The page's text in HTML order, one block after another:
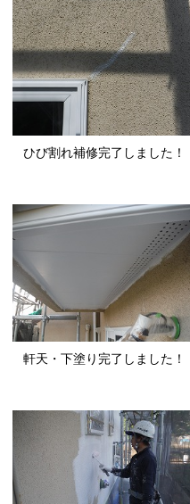
ひび割れ補修完了しました！
軒天・下塗り完了しました！